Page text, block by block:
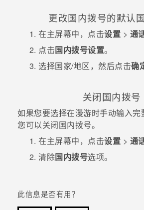
更改国内拨号的默认
在主屏幕中，点击设置 > 通
点击国内拨号设置。
选择国家/地区，然后点击确
关闭国内拨号
如果您要选择在漫游时手动输入完
您可以关闭国内拨号。
在主屏幕中，点击设置 > 通
清除国内拨号选项。
此信息是否有用？